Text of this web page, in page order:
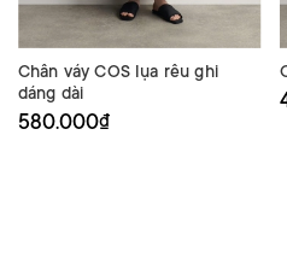
Chân váy COS lụa rêu ghi
dáng dài
580.000₫